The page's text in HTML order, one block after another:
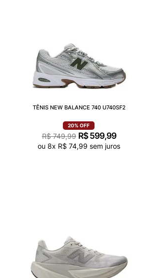
TÊNIS NEW BALANCE 740 U740SF2
20% OFF
R$ 749,99 R$ 599,99
ou8x R$ 74,99 sem juros